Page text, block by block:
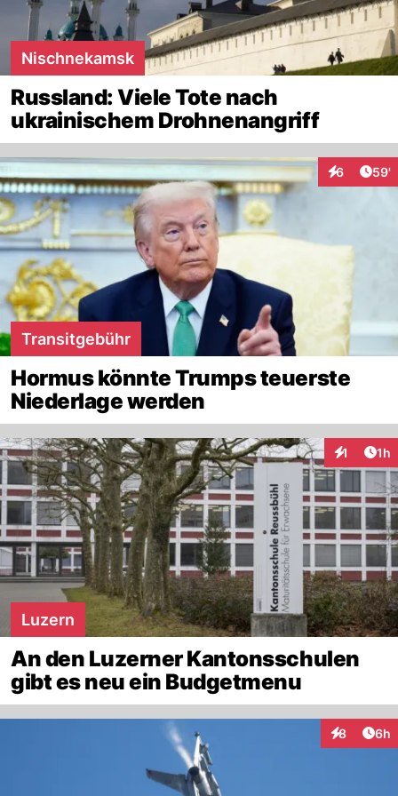
Nischnekamsk
Russland: Viele Tote nach
ukrainischem Drohnenangriff
6 59'
Transitgebühr
Hormus könnte Trumps teuerste
Niederlage werden
1 1h
Luzern
An den Luzerner Kantonsschulen
gibt es neu ein Budgetmenu
8 6h